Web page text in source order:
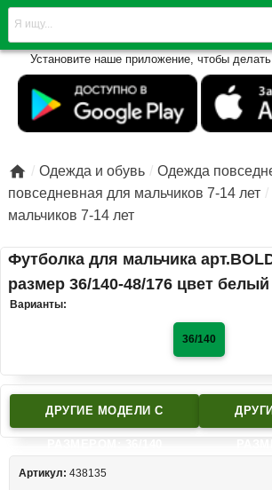
Установите наше приложение, чтобы
 Одежда и обувь Одежда
повседневная для мальчиков 7-14 лет
мальчиков 7-14 лет
Футболка для мальчика
размер 36/140-48/176 цвет белый
Варианты:
36/140
ДРУГИЕ МОДЕЛИ C
Артикул: 438135